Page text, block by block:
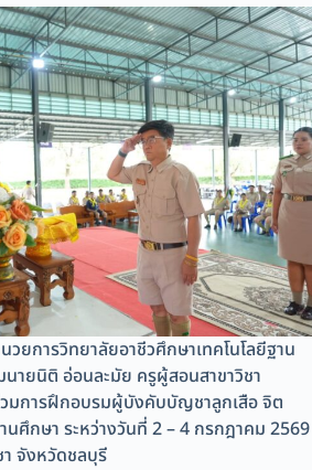
วยการวิทยาลัยอาชีวศึกษาเทคโนโลยีฐาน
ายนิติ อ่อนละมัย ครูผู้สอนสาขาวิชา
วมการฝึกอบรมผู้บังคับบัญชาลูกเสือ จิต
นศึกษา ระหว่างวันที่ 2 – 4 กรกฎาคม 2569
จังหวัดชลบุรี